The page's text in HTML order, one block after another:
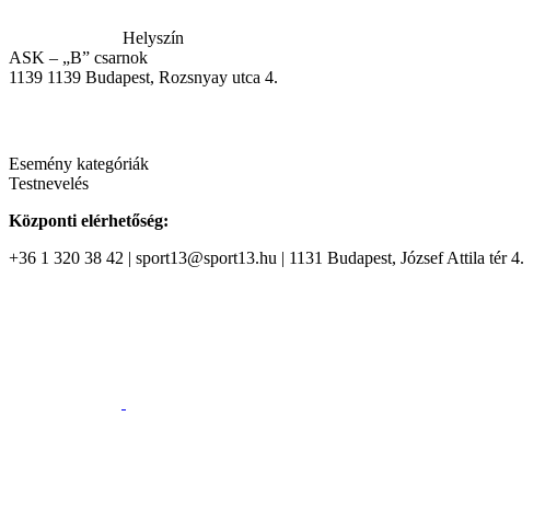
Helyszín
ASK – „B” csarnok
1139 1139 Budapest, Rozsnyay utca 4.
Esemény kategóriák
Testnevelés
Központi elérhetőség:
+36 1 320 38 42 | sport13@sport13.hu | 1131 Budapest, József Attila tér 4.